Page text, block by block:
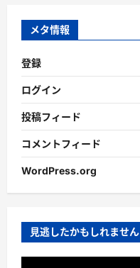
ブ
メタ情報
登録
ログイン
投稿フィード
コメントフィード
WordPress.org
見逃したかもしれません